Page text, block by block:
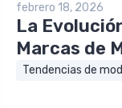
febrero 18, 2026
La
Marcas de
Tendencias de